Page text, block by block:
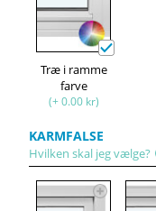
Træ i ramme
farve
(+ 0.00 kr)
KARMFALSE
Hvilken skal jeg vælge?